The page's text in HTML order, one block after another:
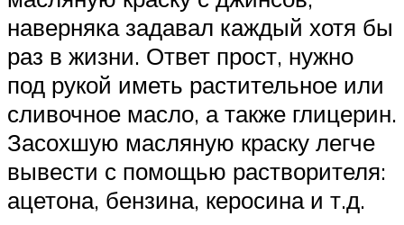
наверняка задавал каждый хотя бы
раз в жизни. Ответ прост, нужно
под рукой иметь растительное или
сливочное масло, а также глицерин.
Засохшую масляную краску легче
вывести с помощью растворителя:
ацетона, бензина, керосина и т.д.